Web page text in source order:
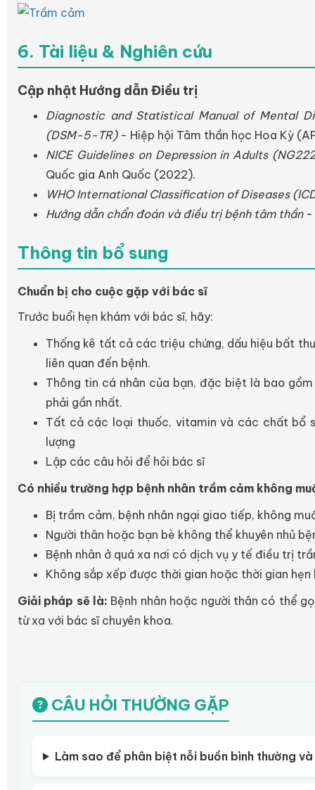
6. Tài liệu & Nghiên cứu
Cập nhật Hướng dẫn Điều trị
Diagnostic and Statistical Manual of Mental
(DSM-5-TR)- Hiệp hội Tâm thần học Hoa Kỳ
NICE Guidelines on Depression in Adults
Quốc gia Anh Quốc (2022).
WHO International Classification of Diseases
Hướng dẫn chẩn đoán và điều trị bệnh tâm thần-
Thông tin bổ sung
Chuẩn bị cho cuộc gặp với bác sĩ
Trước buổi hẹn khám với bác sĩ, hãy:
Thống kê tất cả các triệu chứng, dấu hiệu bất
liên quan đến bệnh.
Thông tin cá nhân của bạn, đặc biệt là bao
phải gần nhất.
Tất cả các loại thuốc, vitamin và các chất bổ
lượng
Lập các câu hỏi để hỏi bác sĩ
Có nhiều trường hợp bệnh nhân trầm cảm không
Bị trầm cảm, bệnh nhân ngại giao tiếp, không
Người thân hoặc bạn bè không thể khuyên nhủ
Bệnh nhân ở quá xa nơi có dịch vụ y tế điều trị
Không sắp xếp được thời gian hoặc thời gian
Giải pháp sẽ là: Bệnh nhân hoặc người thân có thể
từ xa với bác sĩ chuyên khoa.
CÂU HỎI THƯỜNG GẶP
Làm sao để phân biệt nỗi buồn bình thường